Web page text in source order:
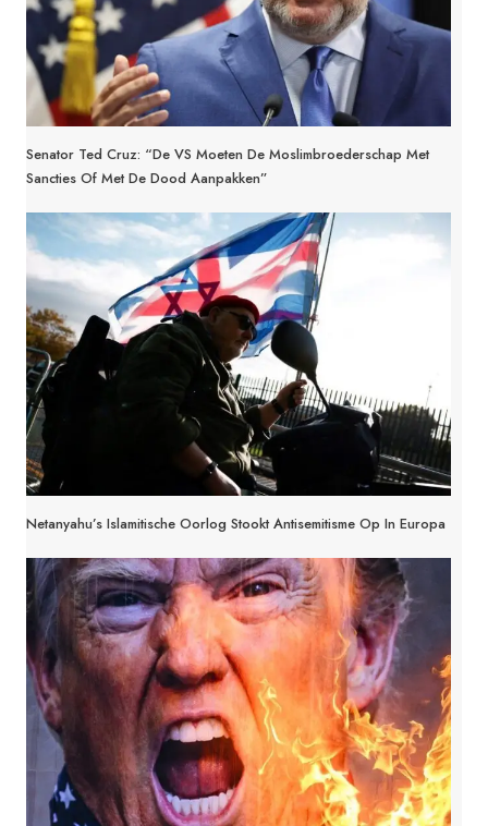
Senator Ted Cruz: “De VS Moeten De Moslimbroederschap Met
Sancties Of Met De Dood Aanpakken”
Netanyahu’s Islamitische Oorlog Stookt Antisemitisme Op In Europa